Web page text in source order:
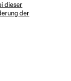
dieser
der